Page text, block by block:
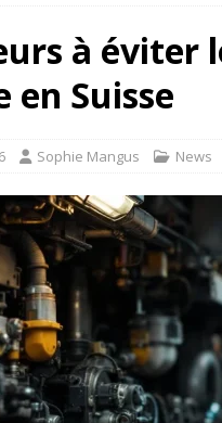
à éviter
en Suisse
Sophie Mangus News